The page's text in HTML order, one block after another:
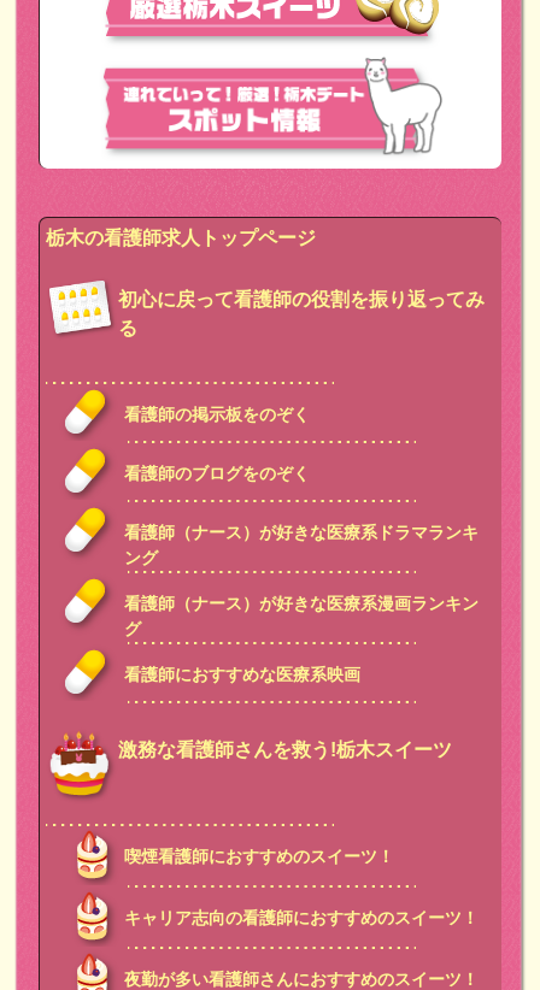
栃木の看護師求人トップページ
初心に戻って看護師の役割を振り返ってみ
る
看護師の掲示板をのぞく
看護師のブログをのぞく
看護師（ナース）が好きな医療系ドラマランキ
ング
看護師（ナース）が好きな医療系漫画ランキン
グ
看護師におすすめな医療系映画
激務な看護師さんを救う!栃木スイーツ
喫煙看護師におすすめのスイーツ！
キャリア志向の看護師におすすめのスイーツ！
夜勤が多い看護師さんにおすすめのスイーツ！